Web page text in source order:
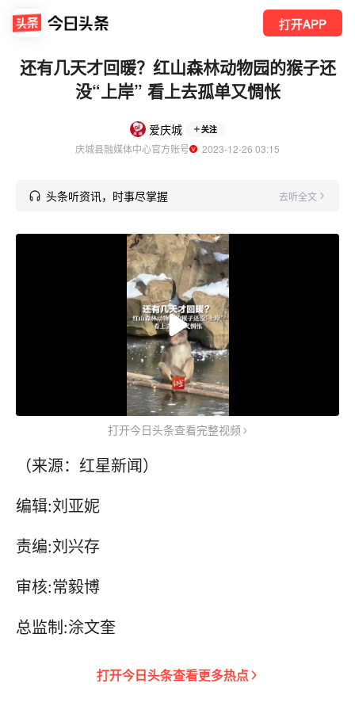
打开APP
还有几天才回暖？红山森林动物园的猴子还
没“上岸” 看上去孤单又惆怅
爱庆城 关注
庆城县融媒体中心官方账号
  2023-12-26 03:15
头条听资讯，时事尽掌握 去听全文
打开今日头条查看完整视频
（来源：红星新闻）
编辑:刘亚妮
责编:刘兴存
审核:常毅博
总监制:涂文奎
打开今日头条查看更多热点